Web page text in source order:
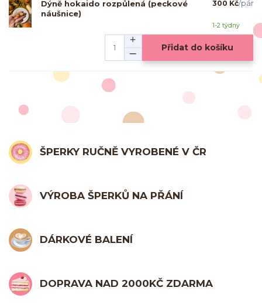
Dýně hokaido rozpůlená (peckové
náušnice)
300 Kč/pár
1-2 týdny
Přidat do košíku
ŠPERKY RUČNĚ VYROBENÉ V ČR
VÝROBA ŠPERKŮ NA PŘÁNÍ
DÁRKOVÉ BALENÍ
DOPRAVA NAD 2000KČ ZDARMA